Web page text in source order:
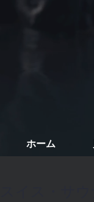
ホーム